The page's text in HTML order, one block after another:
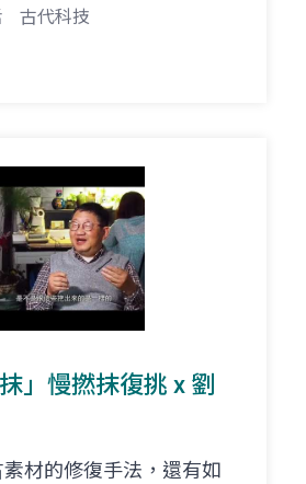
古代科技
」慢撚抹復挑 x 劉
材的修復手法，還有如